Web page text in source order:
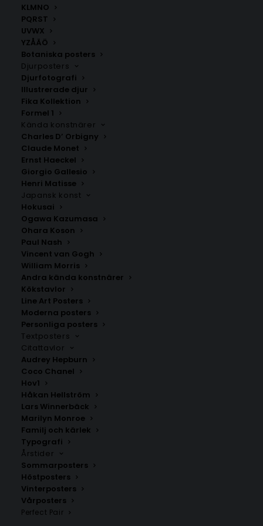
KLMNO
PQRST
UVWX
YZÅÄÖ
Botaniska posters
Djurposters
Djurfotografi
Illustrerade djur
Fika Kollektion
Formel 1
Kända konstnärer
Charles D’ Orbigny
Claude Monet
Ernst Haeckel
Giorgio Gallesio
Henri Matisse
Japansk konst
Hokusai
Ogawa Kazumasa
Ohara Koson
Paul Nash
Vincent van Gogh
William Morris
Andra kända konstnärer
Kökstavlor
Line Art Posters
Moderna posters
Personliga posters
Textposters
Citattavlor
Audrey Hepburn
Coco Chanel
Hov1
Håkan Hellström
Lars Winnerbäck
Marilyn Monroe
Familj och kärlek
Typografi
Årstider
Sommarposters
Höstposters
Vinterposters
Vårposters
Perfect Pair
kontorsutrymmen. Det är en poster som inte bara
fångar ögat utan också väcker tankar och verkliga
känslor.
Du kan också skapa din egen poster HÄR.
Välj mellan fyra olika storlekar: 50×70 cm, 40×50 cm,
30×40 cm och 21×30 cm.
Låttext , Musikposters
Thomas Stenström – Andas in
andas ut
Fr.199.00kr